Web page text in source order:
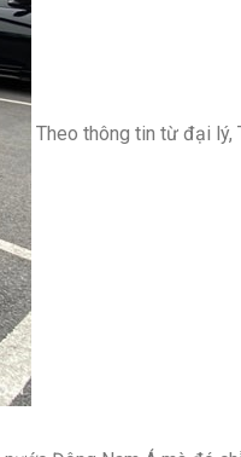
Theo thông tin từ đại